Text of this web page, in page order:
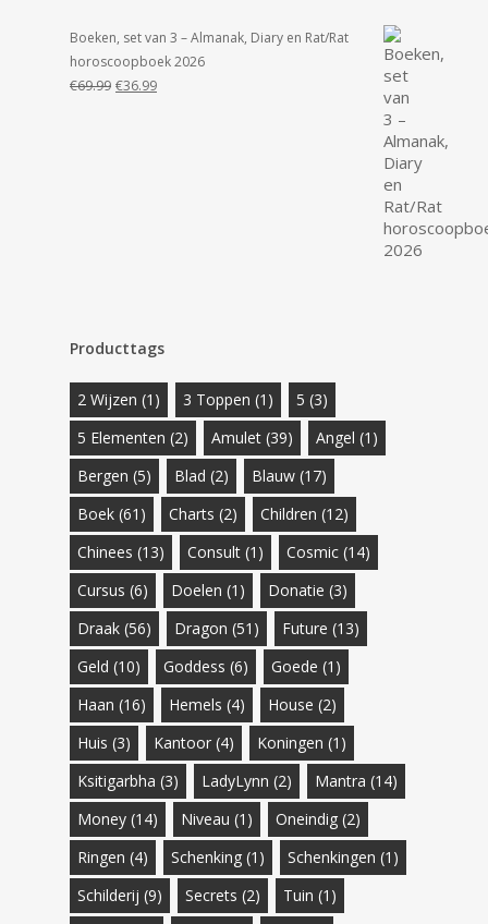
Boeken, set van 3 – Almanak, Diary en Rat/Rat
horoscoopboek 2026
€69.99 Oorspronkelijke
€36.99Huidige
Producttags
2 Wijzen (1) 3 Toppen (1) 5 (3)
5 Elementen (2) Amulet (39) Angel (1)
Bergen (5) Blad (2) Blauw (17)
Boek (61) Charts (2) Children (12)
Chinees (13) Consult (1) Cosmic (14)
Cursus (6) Doelen (1) Donatie (3)
Draak (56) Dragon (51) Future (13)
Geld (10) Goddess (6) Goede (1)
Haan (16) Hemels (4) House (2)
Huis (3) Kantoor (4) Koningen (1)
Ksitigarbha (3) LadyLynn (2) Mantra (14)
Money (14) Niveau (1) Oneindig (2)
Ringen (4) Schenking (1) Schenkingen (1)
Schilderij (9) Secrets (2) Tuin (1)